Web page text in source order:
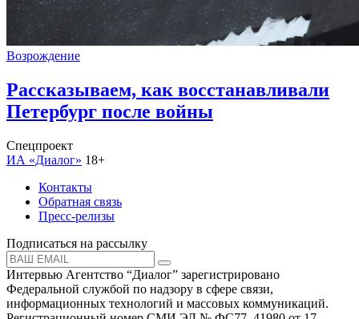
Возрождение
Рассказываем, как восстанавливали
Петербург после войны
Спецпроект
ИА «Диалог» 18+
Контакты
Обратная связь
Пресс-релизы
Подписаться на рассылку
Интервью Агентство “Диалог” зарегистрировано
Федеральной службой по надзору в сфере связи,
информационных технологий и массовых коммуникаций.